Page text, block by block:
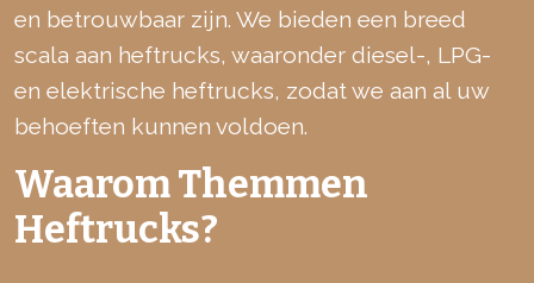
en betrouwbaar zijn. We bieden een breed
scala aan heftrucks, waaronder diesel-, LPG-
en elektrische heftrucks, zodat we aan al uw
behoeften kunnen voldoen.
Waarom Themmen
Heftrucks?